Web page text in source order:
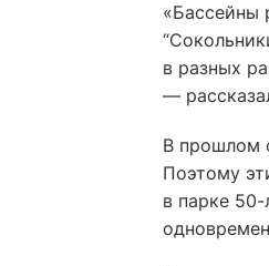
«Бассейны
в разных
—
В прошлом
Поэтому
в парке